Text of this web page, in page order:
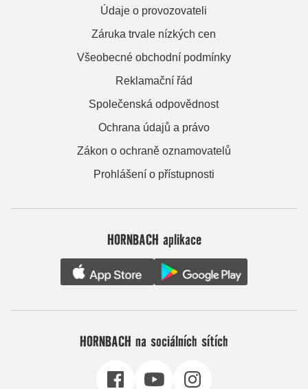
Údaje o provozovateli
Záruka trvale nízkých cen
Všeobecné obchodní podmínky
Reklamační řád
Společenská odpovědnost
Ochrana údajů a právo
Zákon o ochraně oznamovatelů
Prohlášení o přístupnosti
HORNBACH aplikace
HORNBACH na sociálních sítích